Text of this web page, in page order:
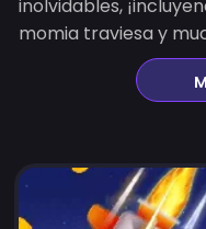
inolvidables,
momia traviesa y